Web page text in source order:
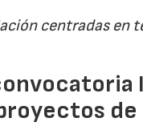
centradas en
de